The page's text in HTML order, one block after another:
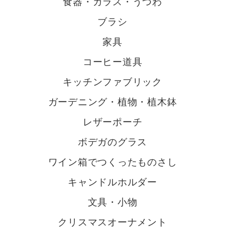
ブラシ
家具
コーヒー道具
キッチンファブリック
ガーデニング・植物・植木鉢
レザーポーチ
ボデガのグラス
ワイン箱でつくったものさし
キャンドルホルダー
文具・小物
クリスマスオーナメント